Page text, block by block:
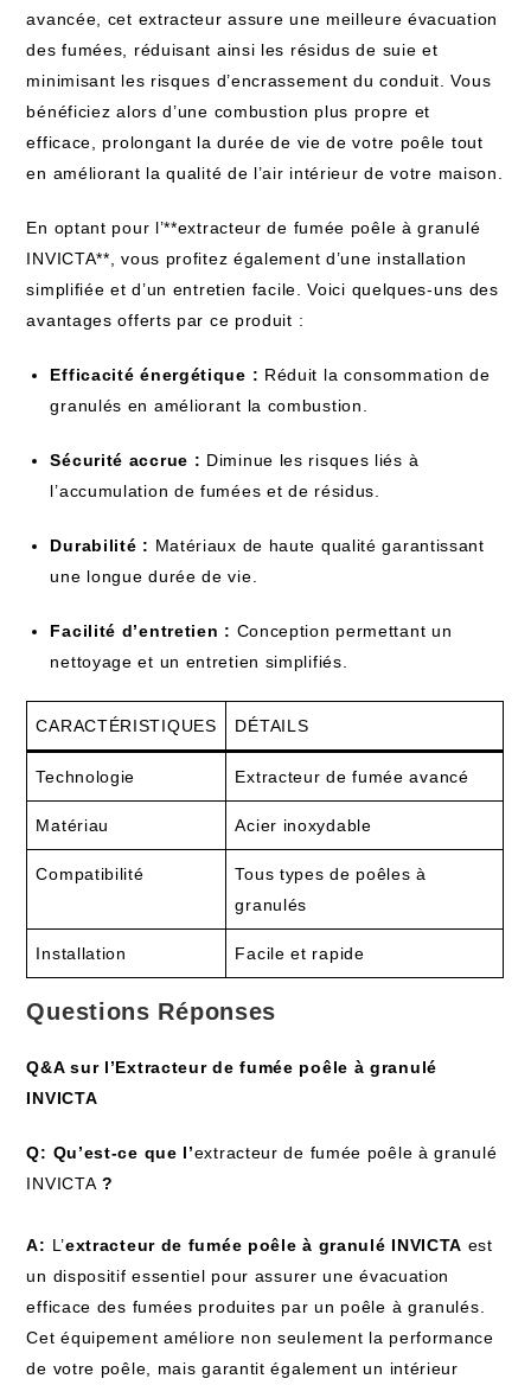
avancée, cet extracteur assure une meilleure évacuation
des fumées, réduisant ainsi les résidus de suie et
minimisant les risques d’encrassement du conduit. Vous
bénéficiez alors d’une combustion plus propre et
efficace, prolongant la durée de vie de votre poêle tout
en améliorant la qualité de l’air intérieur de votre maison.
En optant pour l’**extracteur de fumée poêle à granulé
INVICTA**, vous profitez également d’une installation
simplifiée et d’un entretien facile. Voici quelques-uns des
avantages offerts par ce produit :
Efficacité énergétique : Réduit la consommation de
granulés en améliorant la combustion.
Sécurité accrue : Diminue les risques liés à
l’accumulation de fumées et de résidus.
Durabilité : Matériaux de haute qualité garantissant
une longue durée de vie.
Facilité d’entretien : Conception permettant un
nettoyage et un entretien simplifiés.
CARACTÉRISTIQUES DÉTAILS
Technologie Extracteur de fumée avancé
Matériau Acier inoxydable
Compatibilité
Tous types de poêles à
granulés
Installation Facile et rapide
Questions Réponses
Q&A sur l’Extracteur de fumée poêle à granulé
INVICTA
Q: Qu’est-ce que l’extracteur de fumée poêle à granulé
INVICTA ?
A: L’extracteur de fumée poêle à granulé INVICTA est
un dispositif essentiel pour assurer une évacuation
efficace des fumées produites par un poêle à granulés.
Cet équipement améliore non seulement la performance
de votre poêle, mais garantit également un intérieur